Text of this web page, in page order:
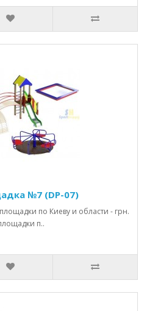
№7 (DP-07)
по Киеву и области - грн.
п..